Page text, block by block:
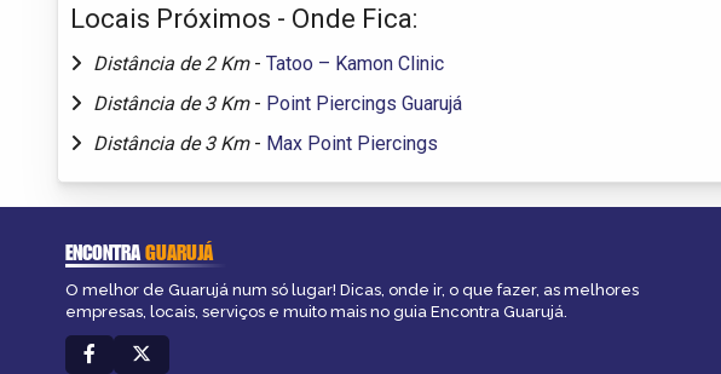
Locais Próximos - Onde Fica:
Distância de 2 Km - Tatoo – Kamon Clinic
Distância de 3 Km - Point Piercings Guarujá
Distância de 3 Km - Max Point Piercings
ENCONTRAGUARUJÁ
O melhor de Guarujá num só lugar! Dicas, onde ir, o que fazer, as melhores
empresas, locais, serviços e muito mais no guia Encontra Guarujá.